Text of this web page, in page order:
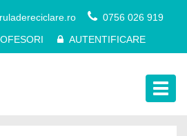
0756 026 919
AUTENTIFICARE